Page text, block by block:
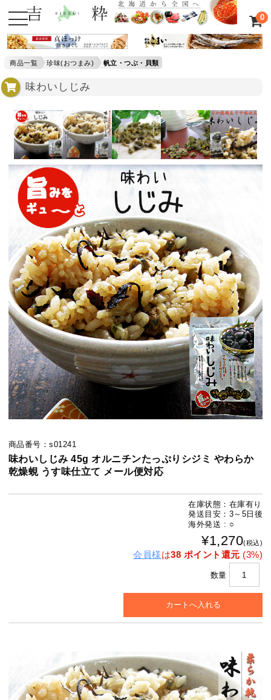
0
商品一覧 珍味(おつまみ) 帆立・つぶ・貝類
味わいしじみ
商品番号：s01241
味わいしじみ 45g オルニチンたっぷりシジミ やわらか
乾燥蜆 うす味仕立て メール便対応
在庫状態：在庫有り
発送目安：3～5日後
海外発送 : ○
¥1,270(税込)
会員様は38 ポイント還元 (3%)
数量